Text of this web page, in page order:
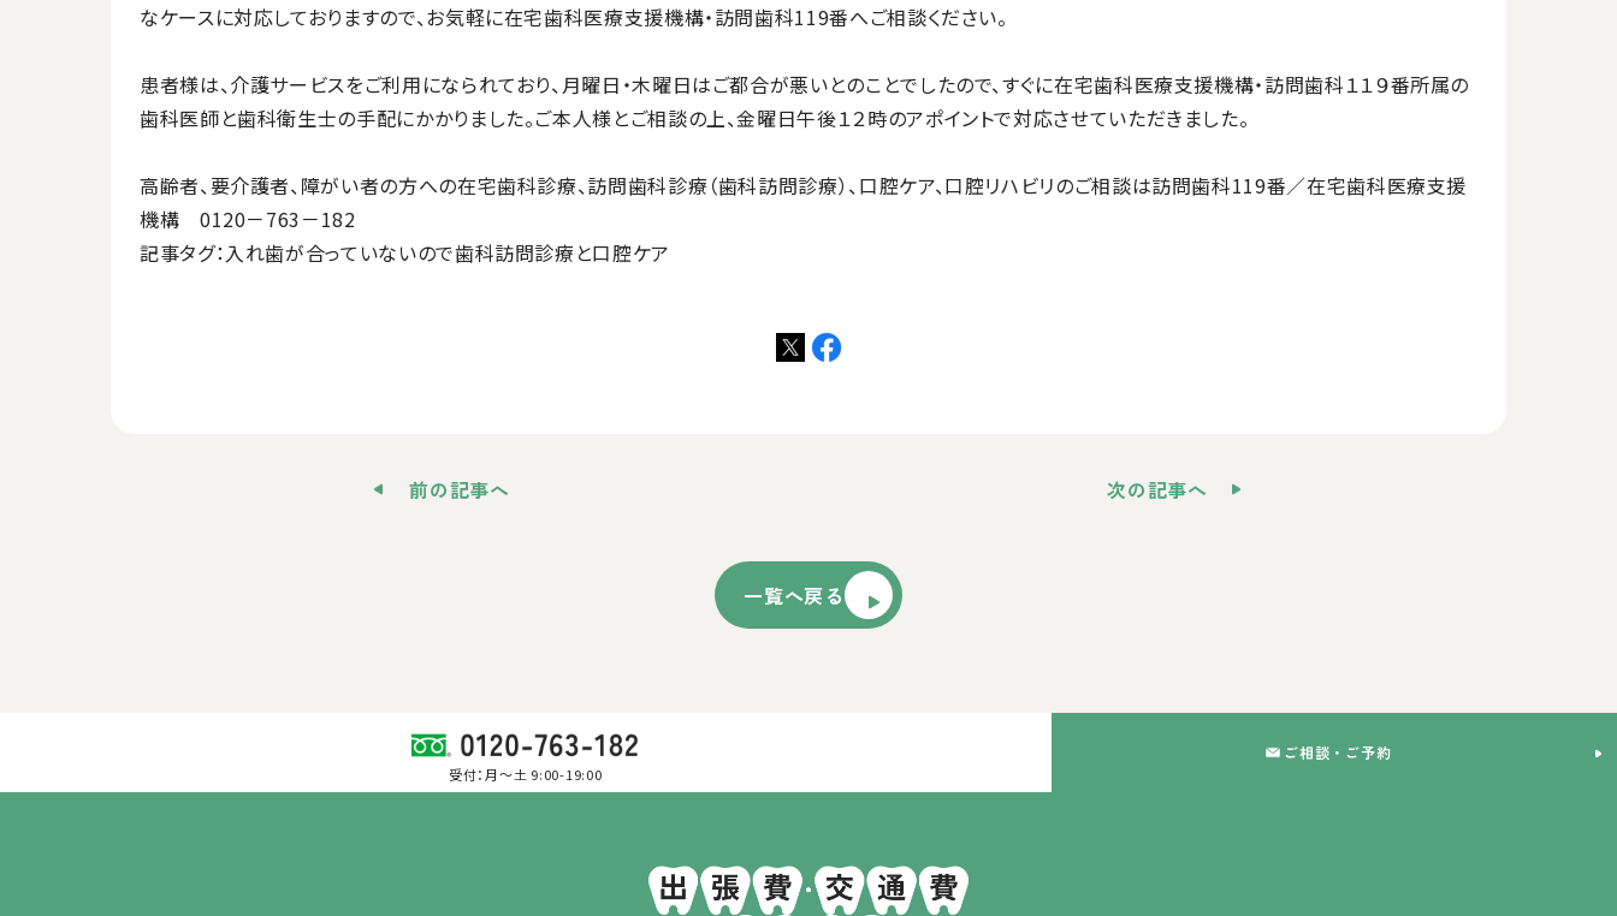
なケースに対応しておりますので、お気軽に在宅歯科医療支援機構・訪問歯科119番へご相談ください。
患者様は、介護サービスをご利用になられており、月曜日・木曜日はご都合が悪いとのことでしたので、すぐに在宅歯科医療支援機構・訪問歯科１１９番所属の
歯科医師と歯科衛生士の手配にかかりました。ご本人様とご相談の上、金曜日午後１２時のアポイントで対応させていただきました。
高齢者、要介護者、障がい者の方への在宅歯科診療、訪問歯科診療（歯科訪問診療）、口腔ケア、口腔リハビリのご相談は訪問歯科119番／在宅歯科医療支援
機構 0120－763－182
記事タグ：入れ歯が合っていないので歯科訪問診療と口腔ケア
前の記事へ
一覧へ戻る
次の記事へ
受付：月～土 9:00-19:00
ご相談・ご予約